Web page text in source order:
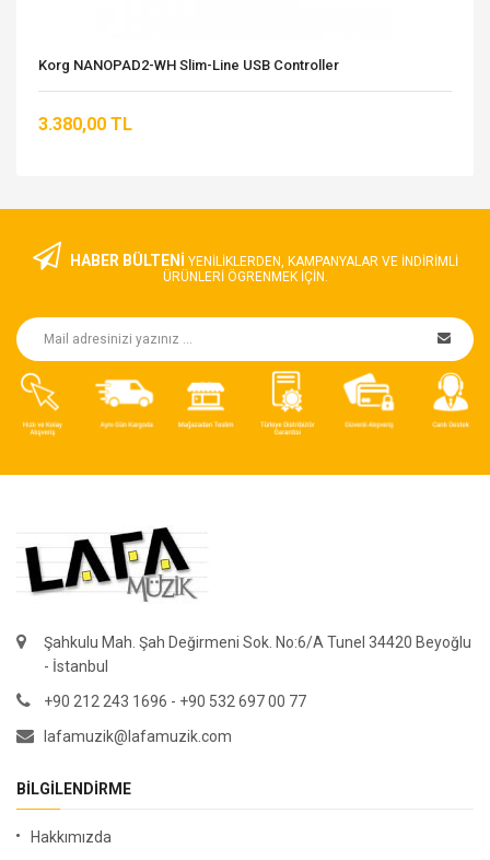
Korg NANOPAD2-WH Slim-Line USB Controller
3.380,00 TL
HABER BÜLTENİ YENILIKLERDEN, KAMPANYALAR VE INDIRIMLI
ÜRÜNLERI ÖGRENMEK IÇIN.
Şahkulu Mah. Şah Değirmeni Sok. No:6/A Tunel 34420 Beyoğlu
- İstanbul
+90 212 243 1696 - +90 532 697 00 77
lafamuzik@lafamuzik.com
BILGILENDIRME
Hakkımızda